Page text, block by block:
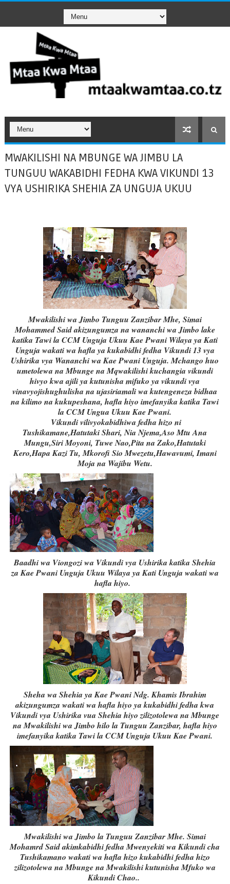
MWAKILISHI NA MBUNGE WA JIMBU LA
TUNGUU WAKABIDHI FEDHA KWA VIKUNDI 13
VYA USHIRIKA SHEHIA ZA UNGUJA UKUU
Mwakilishi wa Jimbo Tunguu Zanzibar Mhe, Simai
Mohammed Said akizungumza na wananchi wa Jimbo lake
katika Tawi la CCM Unguja Ukuu Kae Pwani Wilaya ya Kati
Unguja wakati wa hafla ya kukabidhi fedha Vikundi 13 vya
Ushirika vya Wananchi wa Kae Pwani Unguja. Mchango huo
umetolewa na Mbunge na Mqwakilishi kuchangia vikundi
hivyo kwa ajili ya kutunisha mifuko ya vikundi vya
vinavyojishughulisha na ujasiriamali wa kutengeneza bidhaa
na kilimo na kukupeshana, hafla hiyo imefanyika katika Tawi
la CCM Ungua Ukuu Kae Pwani.
Vikundi vilivyokabidhiwa fedha hizo ni
Tushikamane,Hatutaki Shari, Nia Njema,Aso Mtu Ana
Mungu,Siri Moyoni, Tuwe Nao,Pita na Zako,Hatutaki
Kero,Hapa Kazi Tu, Mkorofi Sio Mwezetu,Hawavumi, Imani
Moja na Wajibu Wetu.
Baadhi wa Viongozi wa Vikundi vya Ushirika katika Shehia
za Kae Pwani Unguja Ukuu Wilaya ya Kati Unguja wakati wa
hafla hiyo.
Sheha wa Shehia ya Kae Pwani Ndg. Khamis Ibrahim
akizungumza wakati wa hafla hiyo ya kukabidhi fedha kwa
Vikundi vya Ushirika vua Shehia hiyo zilizotolewa na Mbunge
na Mwakilishi wa Jimbo hilo la Tunguu Zanzibar, hafla hiyo
imefanyika katika Tawi la CCM Unguja Ukuu Kae Pwani.
Mwakilishi wa Jimbo la Tunguu Zanzibar Mhe. Simai
Mohamrd Said akimkabidhi fedha Mwenyekiti wa Kikundi cha
Tushikamano wakati wa hafla hizo kukabidhi fedha hizo
zilizotolewa na Mbunge na Mwakilishi kutunisha Mfuko wa
Kikundi Chao..